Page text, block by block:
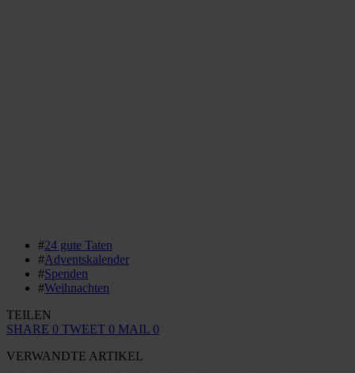
#24 gute Taten
#Adventskalender
#Spenden
#Weihnachten
TEILEN
SHARE 0 TWEET 0 MAIL 0
VERWANDTE ARTIKEL